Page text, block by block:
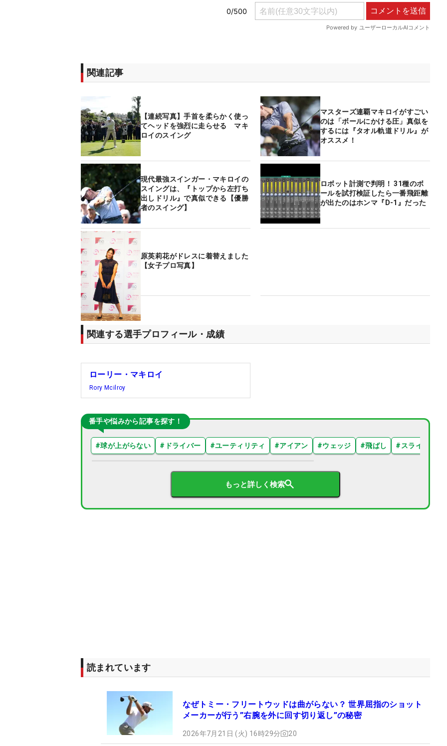
関連記事
【連続写真】手首を柔らかく使っ
てヘッドを強烈に走らせる マキ
ロイのスイング
マスターズ連覇マキロイがすごい
のは「ボールにかける圧」真似を
するには『タオル軌道ドリル』が
オススメ！
現代最強スインガー・マキロイの
スイングは、『トップから左打ち
出しドリル』で真似できる【優勝
者のスイング】
ロボット計測で判明！ 31種のボ
ールを試打検証したら一番飛距離
が出たのはホンマ『D-1』だった
原英莉花がドレスに着替えました
【女子プロ写真】
関連する選手プロフィール・成績
ローリー・マキロイ
Rory Mcilroy
番手や悩みから記事を探す！
#球が上がらない # ドライバー #ユーティリティ #アイアン #ウェッジ #飛ばし # スライス
もっと詳しく検索
読まれています
なぜトミー・フリートウッドは曲がらない？ 世界屈指のショット
メーカーが行う”右腕を外に回す切り返し”の秘密
2026年7月21日 (火) 16時29分 20